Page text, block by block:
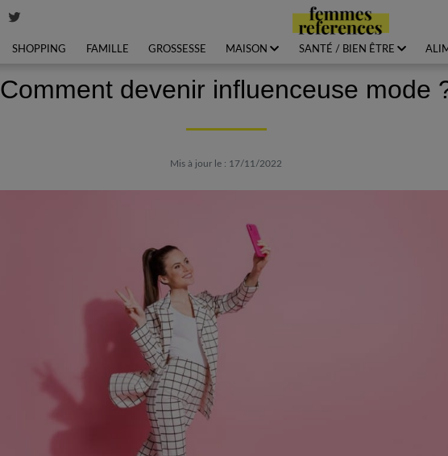
SHOPPING FAMILLE GROSSESSE MAISON SANTÉ / BIEN ÊTRE
Comment devenir influenceuse mode
Mis à jour le : 17/11/2022